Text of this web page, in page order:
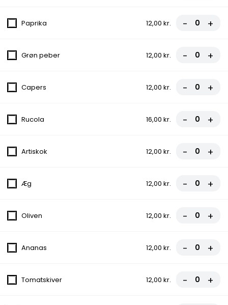
Tomatsauce, Ost, Skinke, Ananas
6. Calzone
70,00 kr.
7. Juventus
fra 70,00 kr.
8. Pepperoni
fra 70,00 kr.
9. Capricciosa
fra 70,00 kr.
Paprika 12,00 kr. - +
Grøn peber 12,00 kr. - +
Capers 12,00 kr. - +
Rucola 16,00 kr. - +
Artiskok 12,00 kr. - +
Æg 12,00 kr. - +
Oliven 12,00 kr. - +
Ananas 12,00 kr. - +
Tomatskiver 12,00 kr. - +